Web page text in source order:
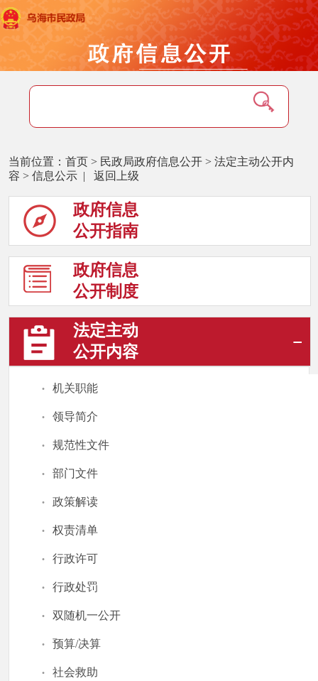
当前位置： 首页 > 民政局政府信息公开 > 法定主动公开内
容 > 信息公示 | 返回上级
政府信息
公开指南
政府信息
公开制度
法定主动
公开内容
· 机关职能
· 领导简介
· 规范性文件
· 部门文件
· 政策解读
· 权责清单
· 行政许可
· 行政处罚
· 双随机一公开
· 预算/决算
· 社会救助